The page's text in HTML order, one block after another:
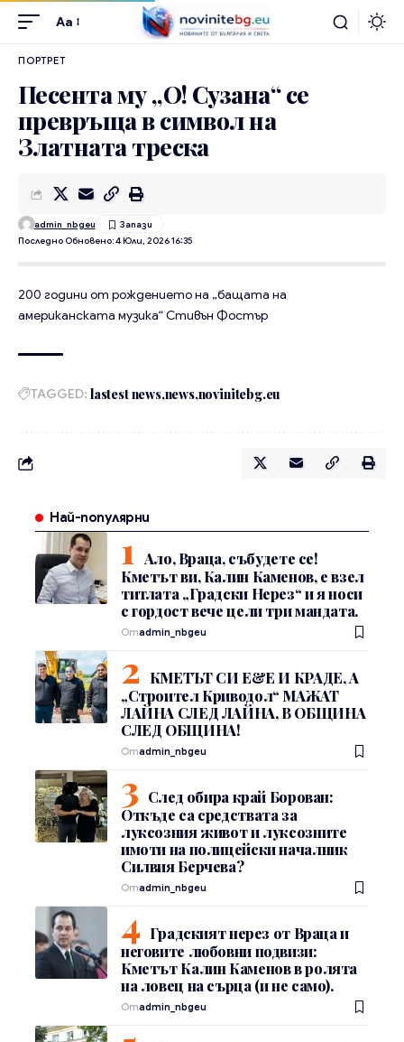
Aa
ПОРТРЕТ
Песента му „О! Сузана“ се
превръща в символ на
Златната треска
Последно Обновено: 4 Юли, 2026 16:35
admin_nbgeu
200 години от рождението на „бащата на
американската музика“ Стивън Фостър
TAGGED: lastest news news novinitebg.eu
Най-популярни
Ало, Враца, събудете се!
Кметът ви, Калин Каменов, е взел
титлата „Градски Нерез“ и я носи
с гордост вече цели три мандата.
Отadmin_nbgeu
КМЕТЪТ СИ Е&Е И КРАДЕ, А
„Строител Криводол“ МАЖАТ
ЛАЙНА СЛЕД ЛАЙНА, В ОБЩИНА
СЛЕД ОБЩИНА!
Отadmin_nbgeu
След обира край Борован:
Откъде са средствата за
луксозния живот и луксозните
имоти на полицейски началник
Силвия Берчева?
Отadmin_nbgeu
Градският нерез от Враца и
неговите любовни подвизи:
Кметът Калин Каменов в ролята
на ловец на сърца (и не само).
Отadmin_nbgeu